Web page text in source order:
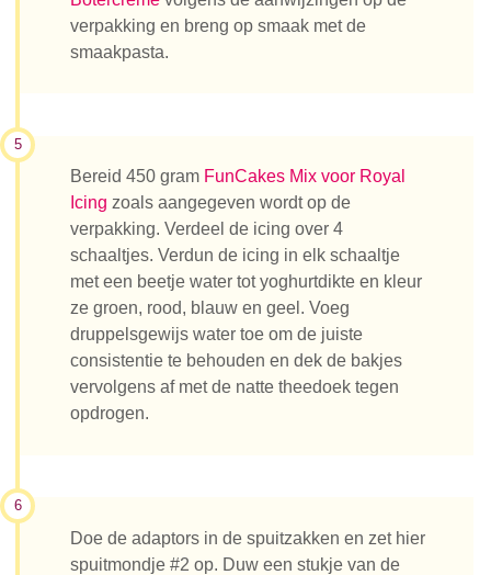
verpakking en breng op smaak met de
smaakpasta.
5
Bereid 450 gram FunCakes Mix voor Royal
Icing zoals aangegeven wordt op de
verpakking. Verdeel de icing over 4
schaaltjes. Verdun de icing in elk schaaltje
met een beetje water tot yoghurtdikte en kleur
ze groen, rood, blauw en geel. Voeg
druppelsgewijs water toe om de juiste
consistentie te behouden en dek de bakjes
vervolgens af met de natte theedoek tegen
opdrogen.
6
Doe de adaptors in de spuitzakken en zet hier
spuitmondje #2 op. Duw een stukje van de